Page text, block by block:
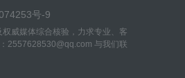
号-9
威媒体综合核验，力求专业、客
2557628530@qq.com 与我们联